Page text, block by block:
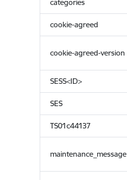
categories
cookie-agreed
cookie-agreed-version
SESS<ID>
SES
TS01c44137
maintenance_message